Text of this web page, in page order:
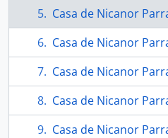
Casa de Nicanor
Casa de Nicanor
Casa de Nicanor
Casa de Nicanor
Casa de Nicanor